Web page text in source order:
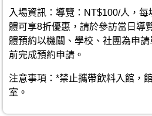
入場資訊：導覽：NT$100/人，
體可享8折優惠，請於參訪當日導
體預約以機關、學校、社團為申請
前完成預約申請。
注意事項：*禁止攜帶飲料入館，
室。